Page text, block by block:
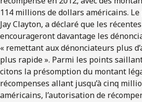
114 millions de dollars américains. Le
Jay Clayton, a déclaré que les
encourageront davantage les
« remettant aux dénonciateurs plus
plus rapide ». Parmi les points
citons la présomption du montant
récompenses allant jusqu’à cinq
américains, l’autorisation de